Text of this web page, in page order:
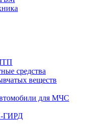
средства
веществ
для МЧС
ГИРД